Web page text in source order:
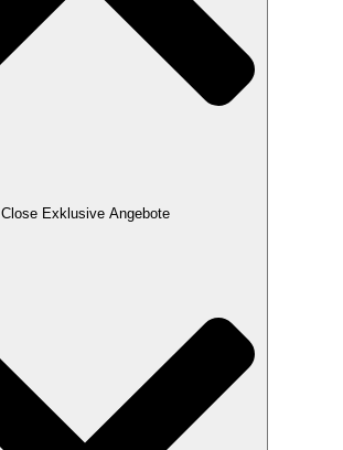
Close Exklusive Angebote